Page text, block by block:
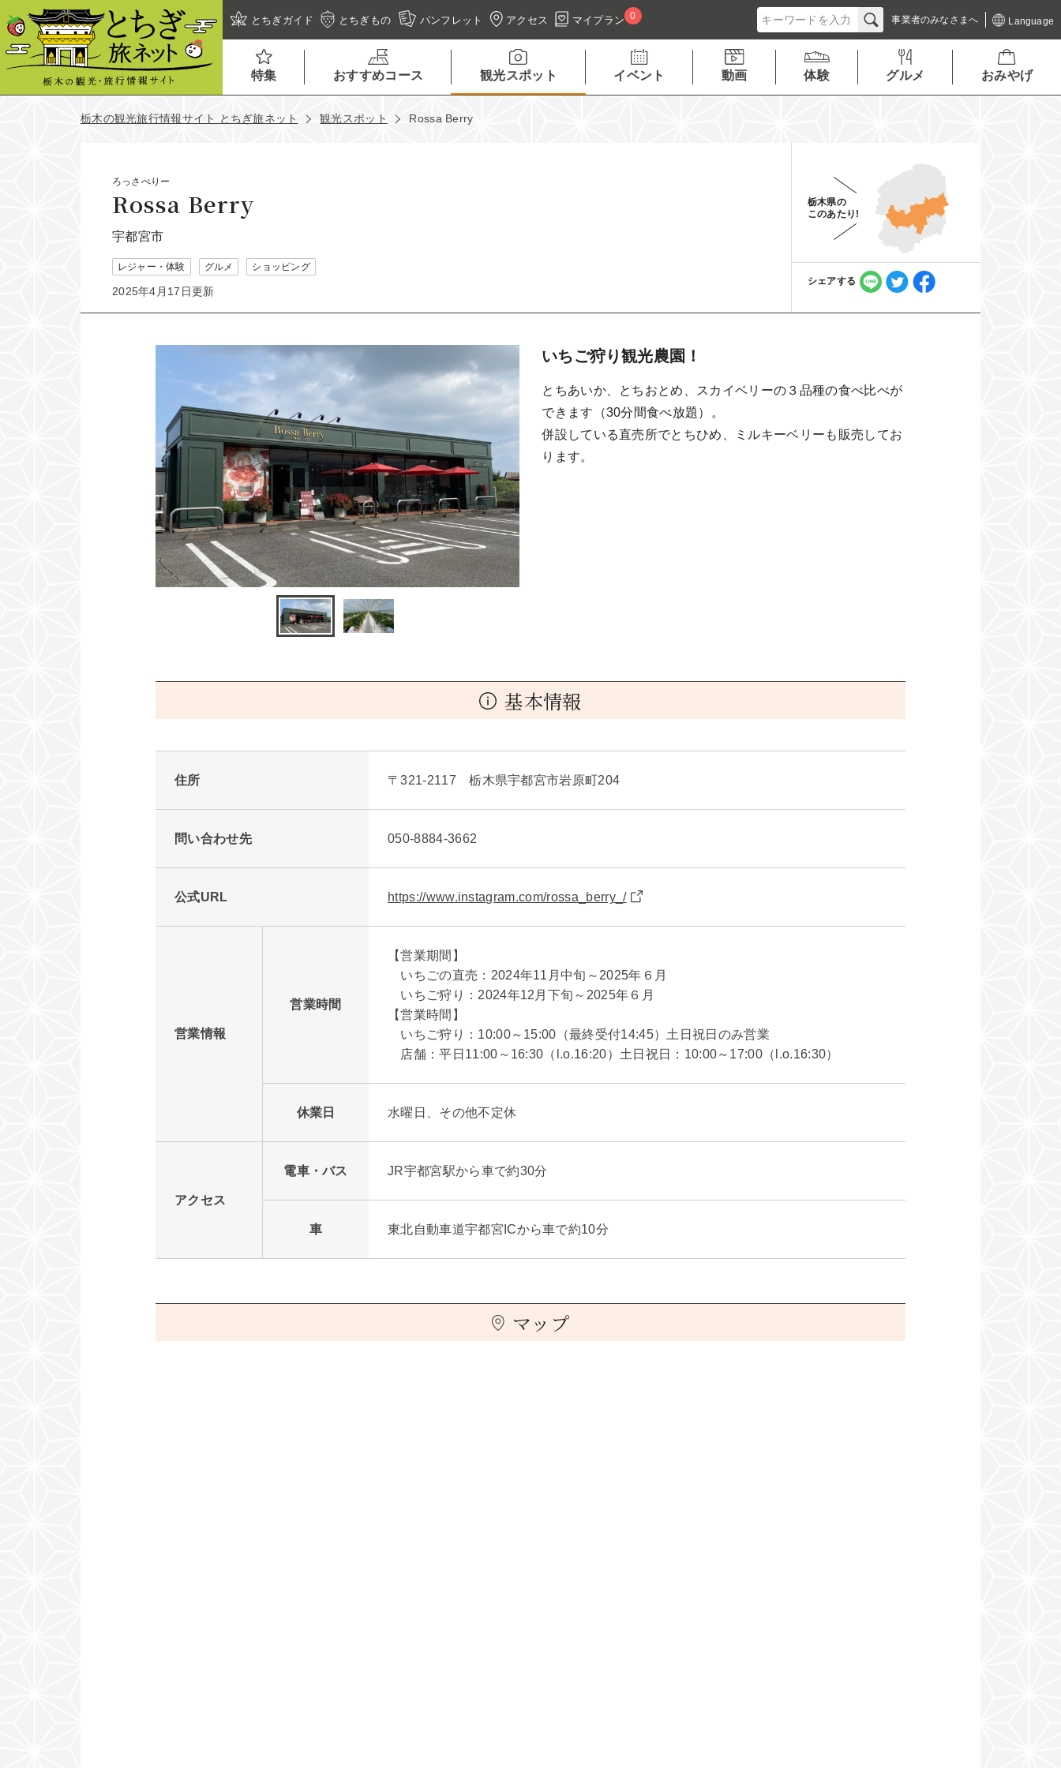
とちぎガイド とちぎもの パンフレット アクセス マイプラン 0 事業者のみなさまへ Language
特集 おすすめコース 観光スポット イベント 動画 体験 グルメ おみやげ
栃木の観光旅行情報サイト とちぎ旅ネット 観光スポット Rossa Berry
ろっさべりー
Rossa Berry
宇都宮市
レジャー・体験 グルメ ショッピング
2025年4月17日更新
栃木県の
このあたり!
シェアする
いちご狩り観光農園！
とちあいか、とちおとめ、スカイベリーの３品種の食べ比べが
できます（30分間食べ放題）。
併設している直売所でとちひめ、ミルキーベリーも販売してお
ります。
基本情報
住所 〒321-2117 栃木県宇都宮市岩原町204
問い合わせ先 050-8884-3662
公式URL https://www.instagram.com/rossa_berry_/
営業情報
営業時間
【営業期間】
いちごの直売：2024年11月中旬～2025年６月
いちご狩り：2024年12月下旬～2025年６月
【営業時間】
いちご狩り：10:00～15:00（最終受付14:45）土日祝日のみ営業
店舗：平日11:00～16:30（l.o.16:20）土日祝日：10:00～17:00（l.o.16:30）
休業日 水曜日、その他不定休
アクセス
電車・バス JR宇都宮駅から車で約30分
車 東北自動車道宇都宮ICから車で約10分
マップ